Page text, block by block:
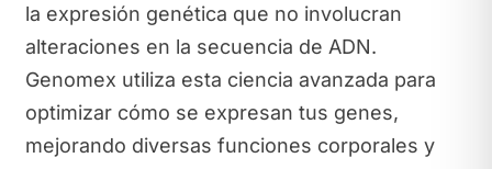
la expresión genética que no involucran
alteraciones en la secuencia de ADN.
Genomex utiliza esta ciencia avanzada para
optimizar cómo se expresan tus genes,
mejorando diversas funciones corporales y